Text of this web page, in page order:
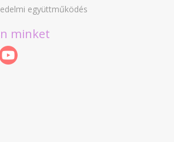
együttműködés
minket